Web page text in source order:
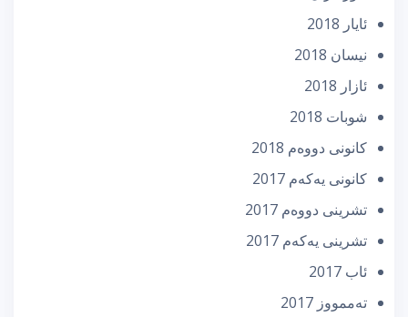
ئایار 2018
نیسان 2018
ئازار 2018
شوبات 2018
كانونی دووه‌م 2018
كانونی یه‌كه‌م 2017
تشرینی دووه‌م 2017
تشرینی یه‌كه‌م 2017
ئاب 2017
تەممووز 2017